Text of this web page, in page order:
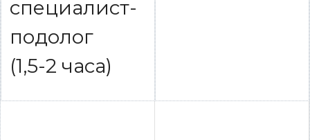
специалист-
подолог
(1,5-2 часа)